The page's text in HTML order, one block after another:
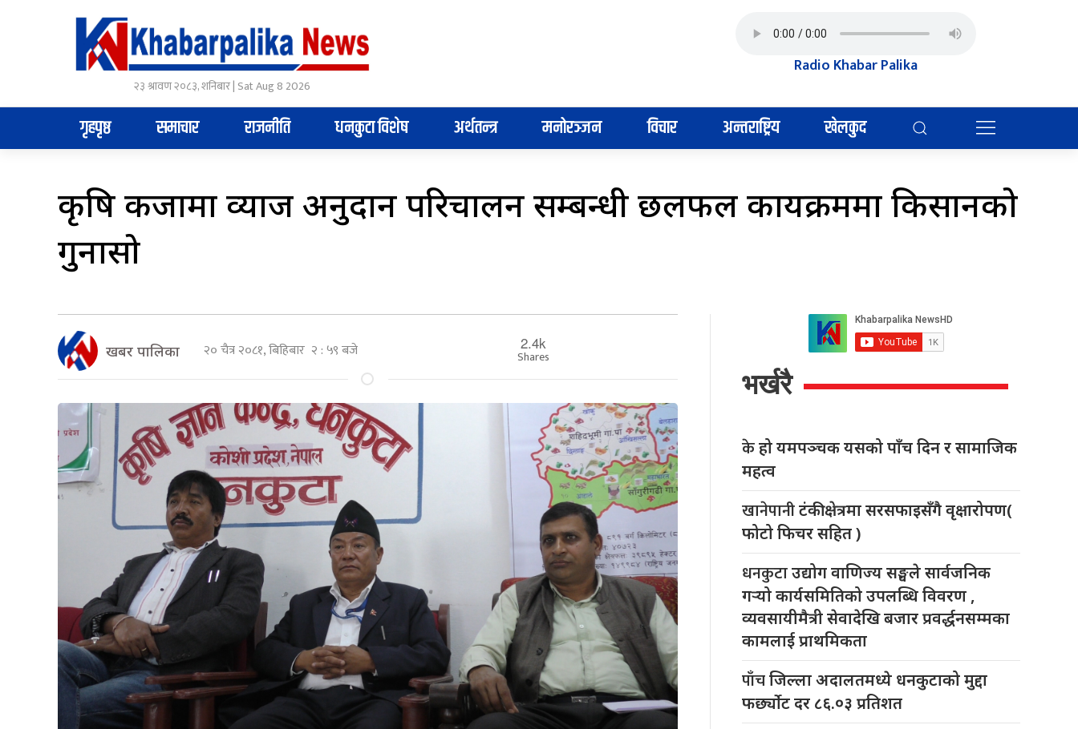
२३ श्रावण २०८३, शनिबार | Sat Aug 8 2026
Radio Khabar Palika
गृहपृष्ठ समाचार राजनीति धनकुटा विशेष अर्थतन्त्र मनोरञ्जन विचार अन्तराष्ट्रिय खेलकुद
कृषि कर्जामा व्याज अनुदान परिचालन सम्बन्धी छलफल कार्यक्रममा किसानको
गुनासो
खबर पालिका २० चैत्र २०८१, बिहिबार २ : ५९ बजे 2.4k
Shares
भर्खरै
केहो यमपञ्चक यसको पाँच दिन र सामाजिक
महत्व
खानेपानीटंकी क्षेत्रमा सरसफाइसँगै वृक्षारोपण(
फोटो फिचर सहित )
धनकुटाउद्योग वाणिज्य सङ्घले सार्वजनिक
गर्‍यो कार्यसमितिको उपलब्धि विवरण ,
व्यवसायीमैत्री सेवादेखि बजार प्रवर्द्धनसम्मका
कामलाई प्राथमिकता
पाँचजिल्ला अदालतमध्ये धनकुटाको मुद्दा
फर्छ्योट दर ८६.०३ प्रतिशत